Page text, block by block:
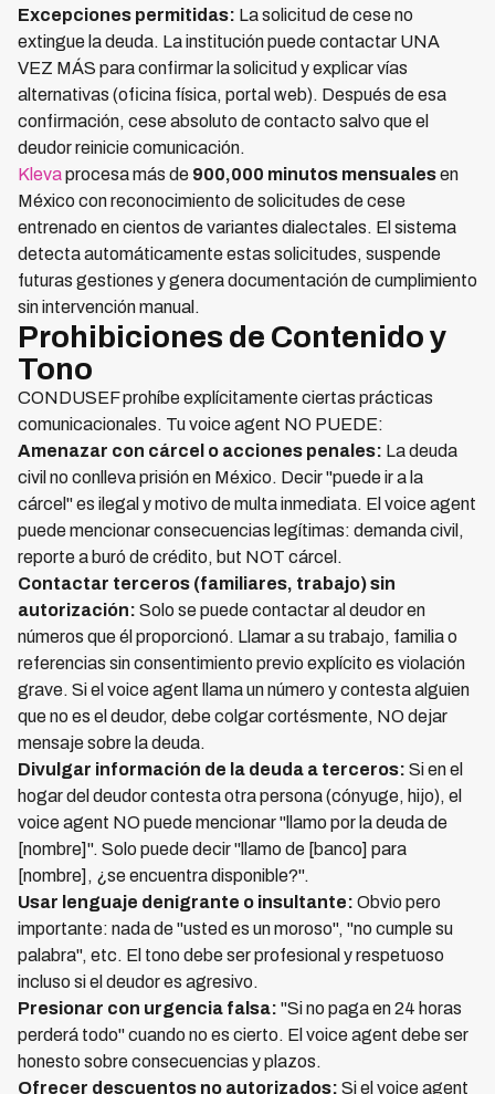
Excepciones permitidas: La solicitud de cese no
extingue la deuda. La institución puede contactar UNA
VEZ MÁS para confirmar la solicitud y explicar vías
alternativas (oficina física, portal web). Después de esa
confirmación, cese absoluto de contacto salvo que el
deudor reinicie comunicación.
Klevaprocesa más de 900,000 minutos mensualesen
México con reconocimiento de solicitudes de cese
entrenado en cientos de variantes dialectales. El sistema
detecta automáticamente estas solicitudes, suspende
futuras gestiones y genera documentación de cumplimiento
sin intervención manual.
Prohibiciones de Contenido y
Tono
CONDUSEF prohíbe explícitamente ciertas prácticas
comunicacionales. Tu voice agent NO PUEDE:
Amenazar con cárcel o acciones penales: La deuda
civil no conlleva prisión en México. Decir "puede ir a la
cárcel" es ilegal y motivo de multa inmediata. El voice agent
puede mencionar consecuencias legítimas: demanda civil,
reporte a buró de crédito, but NOT cárcel.
Contactar terceros (familiares, trabajo) sin
autorización: Solo se puede contactar al deudor en
números que él proporcionó. Llamar a su trabajo, familia o
referencias sin consentimiento previo explícito es violación
grave. Si el voice agent llama un número y contesta alguien
que no es el deudor, debe colgar cortésmente, NO dejar
mensaje sobre la deuda.
Divulgar información de la deuda a terceros: Si en el
hogar del deudor contesta otra persona (cónyuge, hijo), el
voice agent NO puede mencionar "llamo por la deuda de
[nombre]". Solo puede decir "llamo de [banco] para
[nombre], ¿se encuentra disponible?".
Usar lenguaje denigrante o insultante: Obvio pero
importante: nada de "usted es un moroso", "no cumple su
palabra", etc. El tono debe ser profesional y respetuoso
incluso si el deudor es agresivo.
Presionar con urgencia falsa: "Si no paga en 24 horas
perderá todo" cuando no es cierto. El voice agent debe ser
honesto sobre consecuencias y plazos.
Ofrecer descuentos no autorizados: Si el voice agent